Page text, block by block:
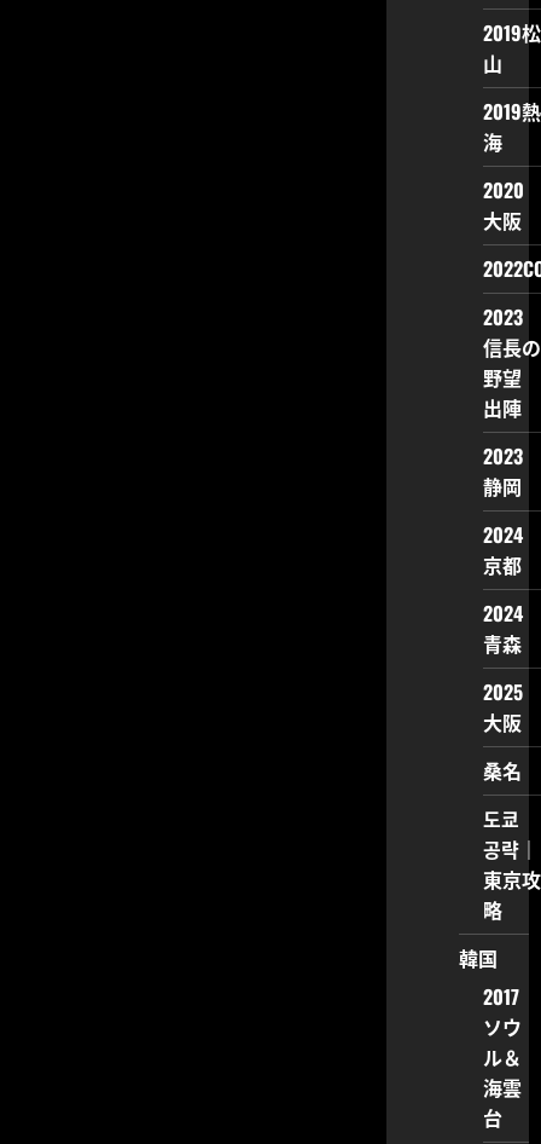
2019松
山
2019熱
海
2020
大阪
2023
信長の
野望
出陣
2023
静岡
2024
京都
2024
青森
2025
大阪
桑名
도쿄
공략｜
東京攻
略
韓国
2017
ソウ
ル＆
海雲
台